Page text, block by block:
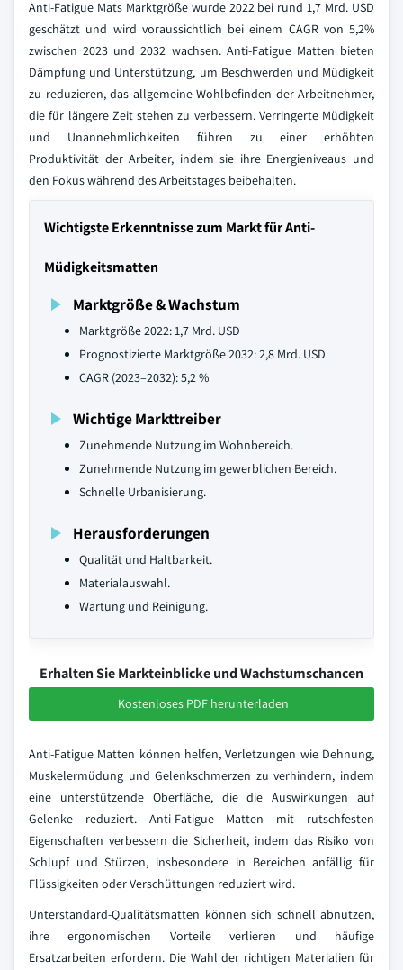
Anti-Fatigue Mats Marktgröße wurde 2022 bei rund 1,7 Mrd. USD
geschätzt und wird voraussichtlich bei einem CAGR von 5,2%
zwischen 2023 und 2032 wachsen. Anti-Fatigue Matten bieten
Dämpfung und Unterstützung, um Beschwerden und Müdigkeit
zu reduzieren, das allgemeine Wohlbefinden der Arbeitnehmer,
die für längere Zeit stehen zu verbessern. Verringerte Müdigkeit
und Unannehmlichkeiten führen zu einer erhöhten
Produktivität der Arbeiter, indem sie ihre Energieniveaus und
den Fokus während des Arbeitstages beibehalten.
Wichtigste Erkenntnisse zum Markt für Anti-
Müdigkeitsmatten
Marktgröße & Wachstum
Marktgröße 2022: 1,7 Mrd. USD
Prognostizierte Marktgröße 2032: 2,8 Mrd. USD
CAGR (2023–2032): 5,2 %
Wichtige Markttreiber
Zunehmende Nutzung im Wohnbereich.
Zunehmende Nutzung im gewerblichen Bereich.
Schnelle Urbanisierung.
Herausforderungen
Qualität und Haltbarkeit.
Materialauswahl.
Wartung und Reinigung.
Erhalten Sie Markteinblicke und Wachstumschancen
Kostenloses PDF herunterladen
Anti-Fatigue Matten können helfen, Verletzungen wie Dehnung,
Muskelermüdung und Gelenkschmerzen zu verhindern, indem
eine unterstützende Oberfläche, die die Auswirkungen auf
Gelenke reduziert. Anti-Fatigue Matten mit rutschfesten
Eigenschaften verbessern die Sicherheit, indem das Risiko von
Schlupf und Stürzen, insbesondere in Bereichen anfällig für
Flüssigkeiten oder Verschüttungen reduziert wird.
Unterstandard-Qualitätsmatten können sich schnell abnutzen,
ihre ergonomischen Vorteile verlieren und häufige
Ersatzarbeiten erfordern. Die Wahl der richtigen Materialien für